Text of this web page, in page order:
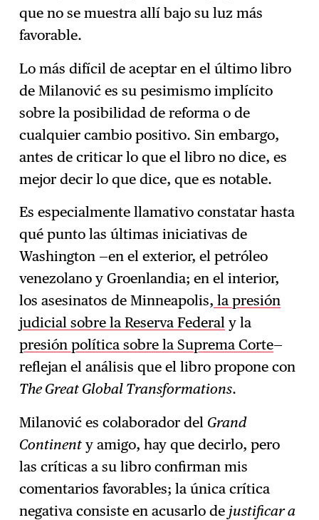
que no se muestra allí bajo su luz más
favorable.
Lo más difícil de aceptar en el último libro
de Milanović es su pesimismo implícito
sobre la posibilidad de reforma o de
cualquier cambio positivo. Sin embargo,
antes de criticar lo que el libro no dice, es
mejor decir lo que dice, que es notable.
Es especialmente llamativo constatar hasta
qué punto las últimas iniciativas de
Washington —en el exterior, el petróleo
venezolano y Groenlandia; en el interior,
los asesinatos de Minneapolis, la presión
judicial sobre la Reserva Federal y la
presión política sobre la Suprema Corte—
reflejan el análisis que el libro propone con
The Great Global Transformations.
Milanović es colaborador del Grand
Continent y amigo, hay que decirlo, pero
las críticas a su libro confirman mis
comentarios favorables; la única crítica
negativa consiste en acusarlo de justificar a